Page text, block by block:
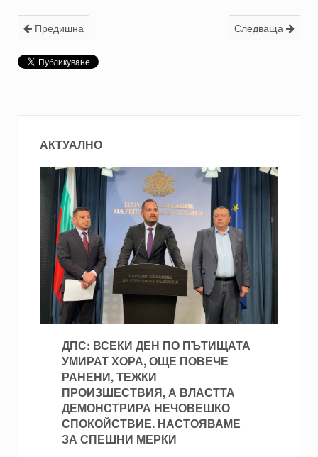
Предишна Следваща
АКТУАЛНО
ДПС: ВСЕКИ ДЕН ПО ПЪТИЩАТА
УМИРАТ ХОРА, ОЩЕ ПОВЕЧЕ
РАНЕНИ, ТЕЖКИ
ПРОИЗШЕСТВИЯ, А ВЛАСТТА
ДЕМОНСТРИРА НЕЧОВЕШКО
СПОКОЙСТВИЕ. НАСТОЯВАМЕ
ЗА СПЕШНИ МЕРКИ